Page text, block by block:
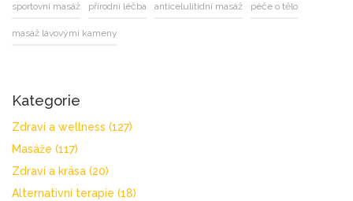
sportovní masáž přírodní léčba anticelulitidní masáž péče o tělo
masáž lávovými kameny
Kategorie
Zdraví a wellness (127)
Masáže (117)
Zdraví a krása (20)
Alternativní terapie (18)